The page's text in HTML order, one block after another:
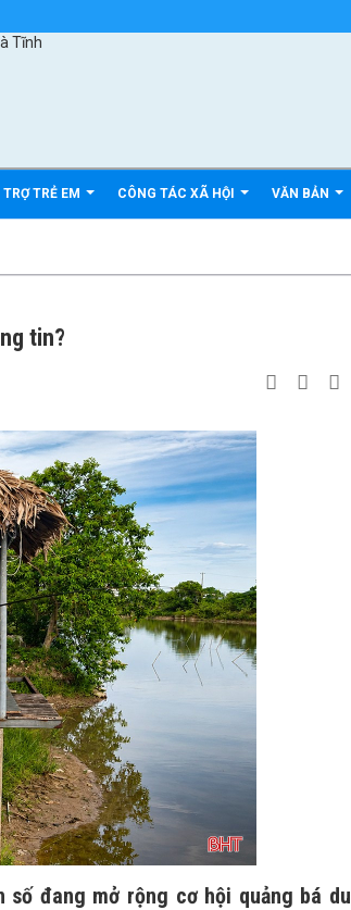
TRẺ EM CÔNG TÁC XÃ HỘI VĂN BẢN
tin?
đang mở rộng cơ hội quảng bá du